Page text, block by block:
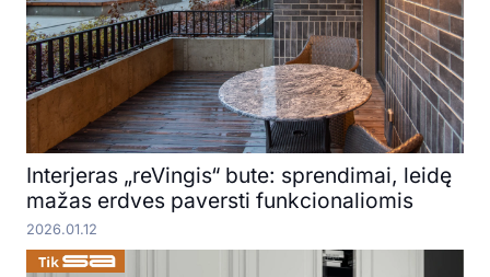
Interjeras „reVingis“ bute: sprendimai, leidę
mažas erdves paversti funkcionaliomis
2026.01.12